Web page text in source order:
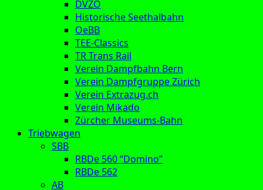
DVZO
Historische Seethalbahn
OeBB
TEE-Classics
TR Trans Rail
Verein Dampfbahn Bern
Verein Dampfgruppe Zürich
Verein Extrazug.ch
Verein Mikado
Zürcher Museums-Bahn
Triebwagen
SBB
RBDe 560 “Domino”
RBDe 562
AB